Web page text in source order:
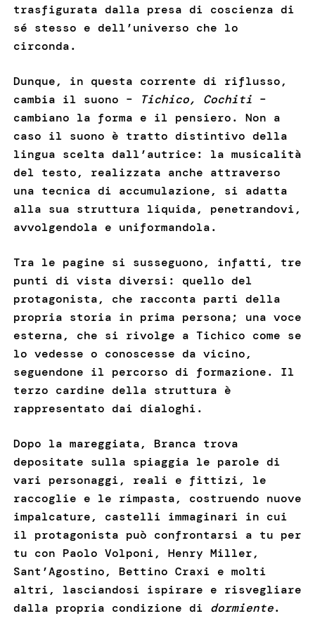
trasfigurata dalla presa di coscienza di
sé stesso e dell’universo che lo
circonda.
Dunque, in questa corrente di riflusso,
cambia il suono –
Tichico, Cochiti –
cambiano la forma e il pensiero. Non a
caso il suono è tratto distintivo della
lingua scelta dall’autrice: la musicalità
del testo, realizzata anche attraverso
una tecnica di accumulazione, si adatta
alla sua struttura liquida, penetrandovi,
avvolgendola e uniformandola.
Tra le pagine si susseguono, infatti, tre
punti di vista diversi: quello del
protagonista, che racconta parti della
propria storia in prima persona; una voce
esterna, che si rivolge a Tichico come se
lo vedesse o conoscesse da vicino,
seguendone il percorso di formazione. Il
terzo cardine della struttura è
rappresentato dai dialoghi.
Dopo la mareggiata, Branca trova
depositate sulla spiaggia le parole di
vari personaggi, reali e fittizi, le
raccoglie e le rimpasta, costruendo nuove
impalcature, castelli immaginari in cui
il protagonista può confrontarsi a tu per
tu con Paolo Volponi, Henry Miller,
Sant’Agostino, Bettino Craxi e molti
altri, lasciandosi ispirare e risvegliare
dalla propria condizione di dormiente.